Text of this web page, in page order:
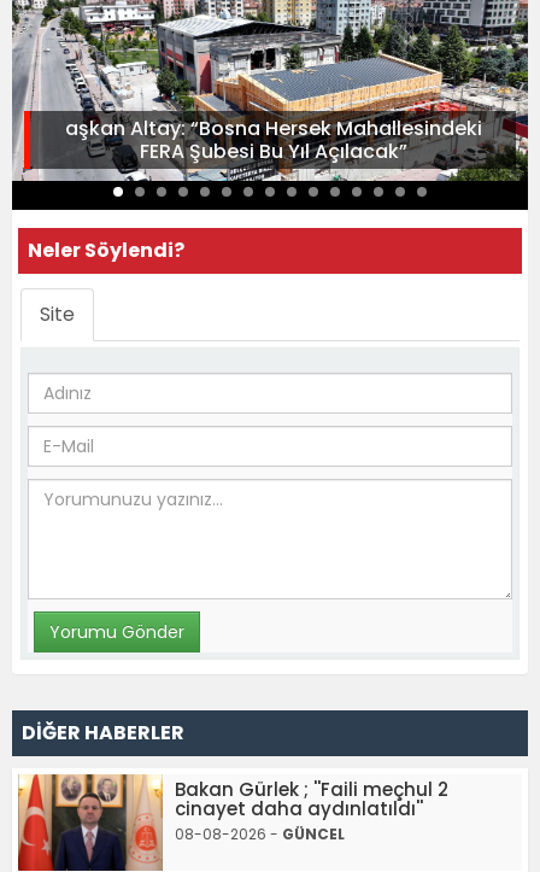
aşkan Altay: “Bosna Hersek Mahallesindeki
FERA Şubesi Bu Yıl Açılacak”
Neler Söylendi?
Site
DİĞER HABERLER
Bakan Gürlek ; ''Faili meçhul 2
cinayet daha aydınlatıldı''
08-08-2026 - GÜNCEL